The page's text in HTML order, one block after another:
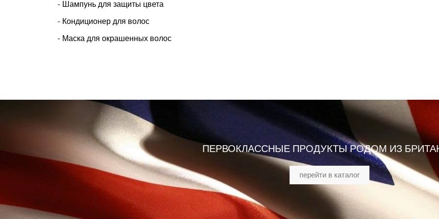
- Шампунь для защиты цвета
- Кондиционер для волос
- Маска для окрашенных волос
ПЕРВОКЛАССНЫЕ ПРОДУКТЫ РОДОМ ИЗ
перейти в каталог